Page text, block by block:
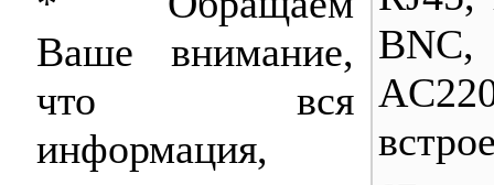
Ваше внимание,
что вся
информация,